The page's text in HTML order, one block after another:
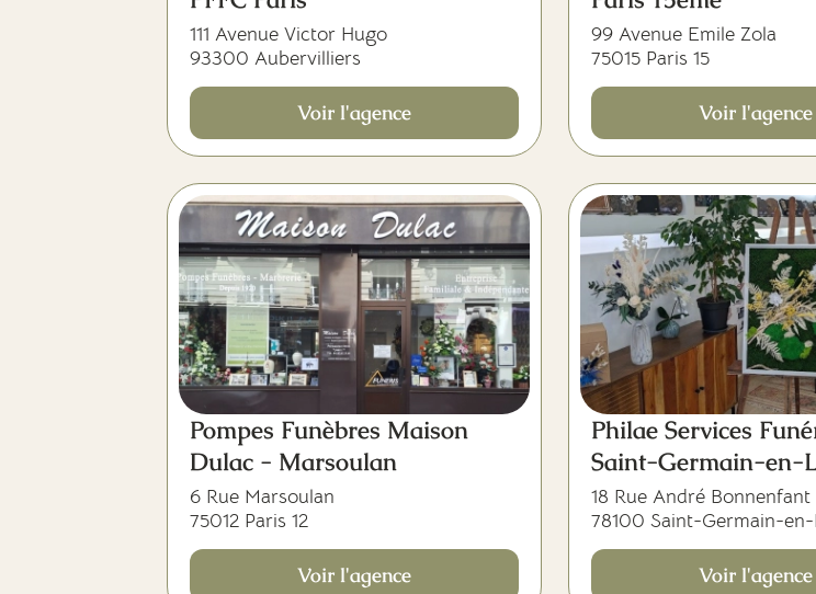
111 Avenue Victor Hugo
93300 Aubervilliers
Voir l'agence
99 Avenue Emile Zola
75015 Paris 15
Voir l'agence
Pompes Funèbres Maison
Dulac - Marsoulan
6 Rue Marsoulan
75012 Paris 12
Voir l'agence
Philae Services
Saint-Germain-en-
18 Rue André Bonnenfant
78100 Saint-Germain-
Voir l'agence